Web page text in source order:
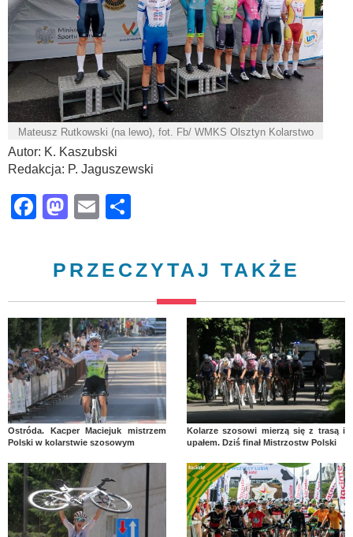
Mateusz Rutkowski (na lewo), fot. Fb/ WMKS Olsztyn Kolarstwo
Autor: K. Kaszubski
Redakcja: P. Jaguszewski
Facebook
Mastodon
Email
PRZECZYTAJ TAKŻE
Ostróda. Kacper Maciejuk mistrzem
Polski w kolarstwie szosowym
Kolarze szosowi mierzą się z trasą i
upałem. Dziś finał Mistrzostw Polski